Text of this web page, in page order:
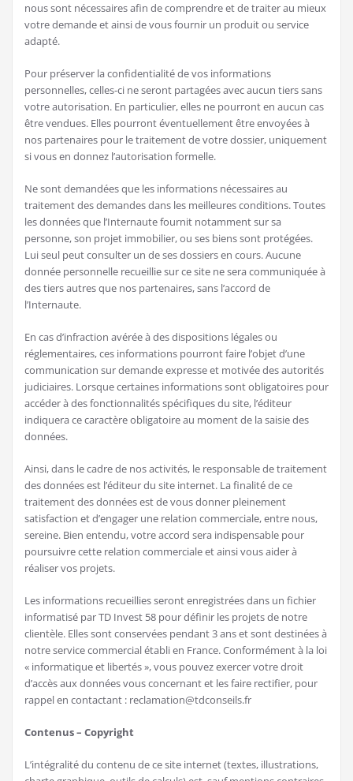
nous sont nécessaires afin de comprendre et de traiter au mieux
votre demande et ainsi de vous fournir un produit ou service
adapté.
Pour préserver la confidentialité de vos informations
personnelles, celles-ci ne seront partagées avec aucun tiers sans
votre autorisation. En particulier, elles ne pourront en aucun cas
être vendues. Elles pourront éventuellement être envoyées à
nos partenaires pour le traitement de votre dossier, uniquement
si vous en donnez l’autorisation formelle.
Ne sont demandées que les informations nécessaires au
traitement des demandes dans les meilleures conditions. Toutes
les données que l’Internaute fournit notamment sur sa
personne, son projet immobilier, ou ses biens sont protégées.
Lui seul peut consulter un de ses dossiers en cours. Aucune
donnée personnelle recueillie sur ce site ne sera communiquée à
des tiers autres que nos partenaires, sans l’accord de
l’Internaute.
En cas d’infraction avérée à des dispositions légales ou
réglementaires, ces informations pourront faire l’objet d’une
communication sur demande expresse et motivée des autorités
judiciaires. Lorsque certaines informations sont obligatoires pour
accéder à des fonctionnalités spécifiques du site, l’éditeur
indiquera ce caractère obligatoire au moment de la saisie des
données.
Ainsi, dans le cadre de nos activités, le responsable de traitement
des données est l’éditeur du site internet. La finalité de ce
traitement des données est de vous donner pleinement
satisfaction et d’engager une relation commerciale, entre nous,
sereine. Bien entendu, votre accord sera indispensable pour
poursuivre cette relation commerciale et ainsi vous aider à
réaliser vos projets.
Les informations recueillies seront enregistrées dans un fichier
informatisé par TD Invest 58 pour définir les projets de notre
clientèle. Elles sont conservées pendant 3 ans et sont destinées à
notre service commercial établi en France. Conformément à la loi
« informatique et libertés », vous pouvez exercer votre droit
d’accès aux données vous concernant et les faire rectifier, pour
rappel en contactant : reclamation@tdconseils.fr
Contenus – Copyright
L’intégralité du contenu de ce site internet (textes, illustrations,